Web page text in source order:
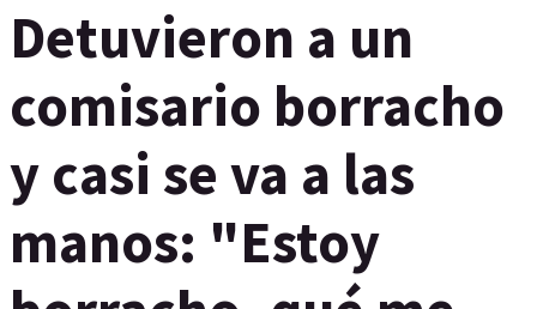
Detuvieron a un
comisario borracho
y casi se va a las
manos: "Estoy